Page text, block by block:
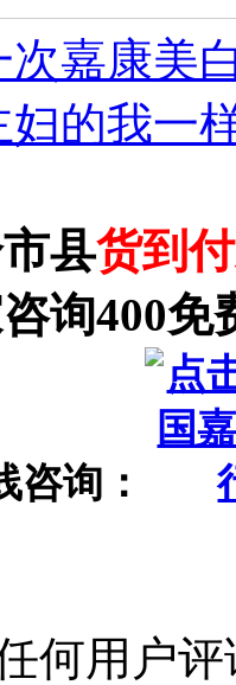
次嘉康美
妇的我一
县货到
询400免
咨询：
何用户评